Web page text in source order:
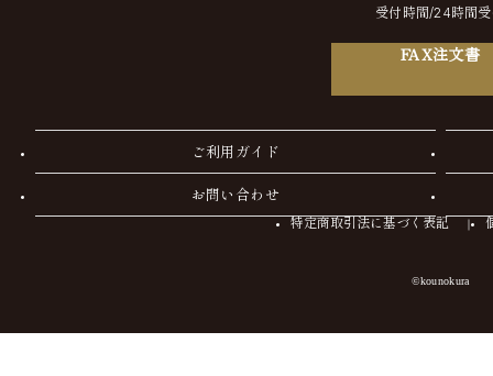
受付時間/24時間
FAX注文書
ご利用ガイド
お問い合わせ
特定商取引法に基づく表記
©kounokura